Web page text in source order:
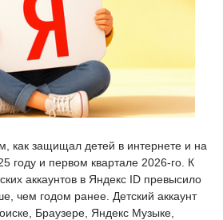
как защищал детей в интернете и на
году и первом квартале 2026-го. К
аккаунтов в Яндекс ID превысило
чем годом ранее. Детский аккаунт
Браузере, Яндекс Музыке,